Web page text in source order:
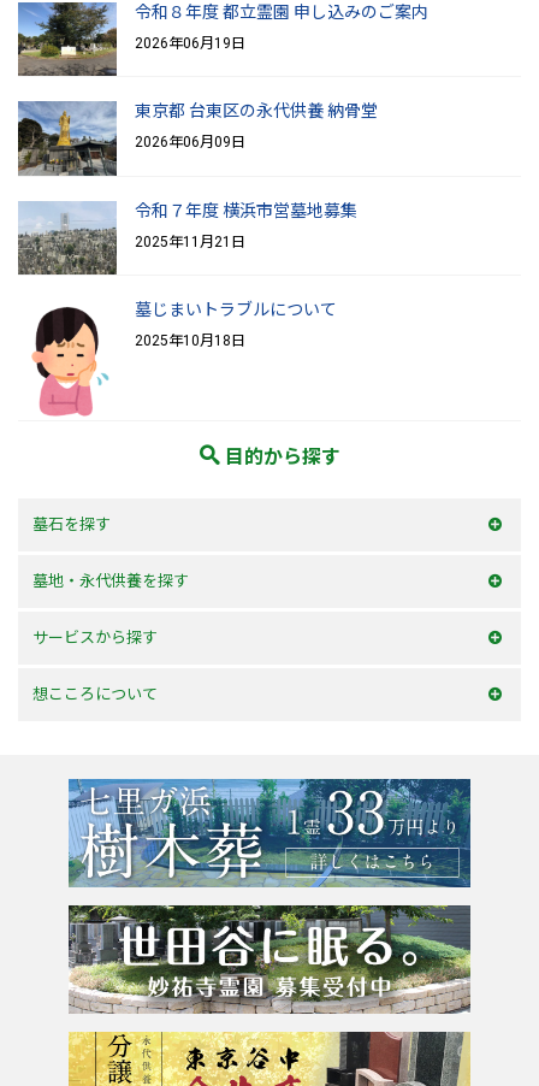
令和８年度 都立霊園 申し込みのご案内
2026年06月19日
東京都 台東区の永代供養 納骨堂
2026年06月09日
令和７年度 横浜市営墓地募集
2025年11月21日
墓じまいトラブルについて
2025年10月18日
目的から探す
墓石を探す
和型墓石
洋型墓石
デザイン墓石
墓地・永代供養を探す
横浜市内
神奈川県
東京都
サービスから探す
お墓を建てる
墓じまい・改葬
粉骨サービス
想こころについて
会社案内
アクセス
よくあるご質問
お問合せ